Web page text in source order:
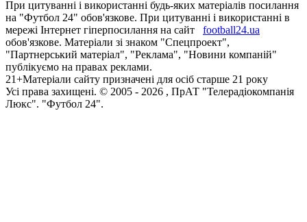
При цитуванні і використанні будь-яких матеріалів посилання
на "Футбол 24" обов'язкове. При цитуванні і використанні в
мережі Інтернет гіперпосилання на сайт
football24.ua
обов'язкове. Матеріали зі знаком "Спецпроект",
"Партнерський матеріал", "Реклама", "Новини компаній"
публікуємо на правах реклами.
21+Матеріали сайту призначені для осіб старше 21 року
Усi права захищенi. © 2005 - 2026 , ПрАТ "Телерадіокомпанія
Люкс". "Футбол 24".